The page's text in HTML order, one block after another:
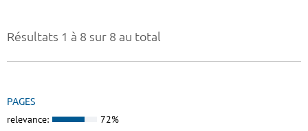
Résultats 1 à 8 sur 8 au total
PAGES
relevance: 72%